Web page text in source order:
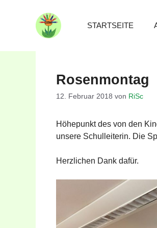
STARTSEITE
Rosenmontag
12. Februar 2018 von RiSc
Höhepunkt des von den
unsere Schulleiterin. Die
Herzlichen Dank dafür.